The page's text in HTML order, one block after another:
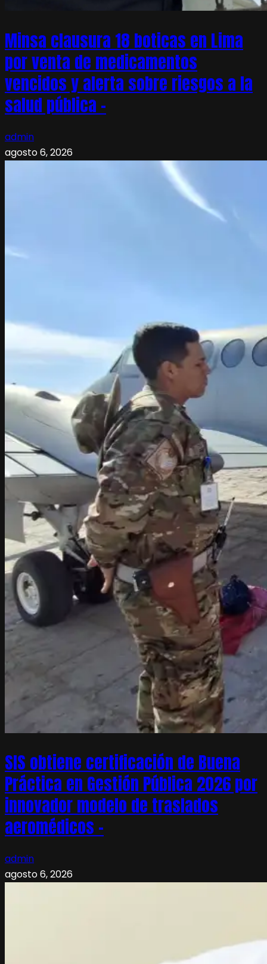
Minsa clausura 18 boticas en Lima
por venta de medicamentos
vencidos y alerta sobre riesgos a la
salud pública –
admin
agosto 6, 2026
SIS obtiene certificación de Buena
Práctica en Gestión Pública 2026 por
innovador modelo de traslados
aeromédicos –
admin
agosto 6, 2026